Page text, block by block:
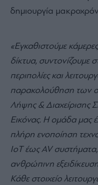
δημιουργία
«Εγκαθιστούμε
δίκτυα, συντονίζουμε
περιπολίες και
παρακολούθηση των
Λήψης & Διαχείρισης
Εικόνας. Η ομάδα μας
πλήρη ενοποίηση
IoT έως AV
ανθρώπινη
Κάθε στοιχείο